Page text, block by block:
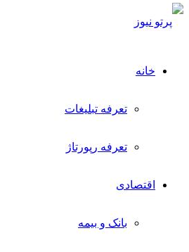
خانه
تعرفه تبلیغات
تعرفه رپورتاژ
اقتصادی
بانک و بیمه